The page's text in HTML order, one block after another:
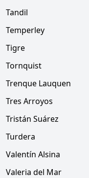
Tandil
Temperley
Tigre
Tornquist
Trenque Lauquen
Tres Arroyos
Tristán Suárez
Turdera
Valentín Alsina
Valeria del Mar